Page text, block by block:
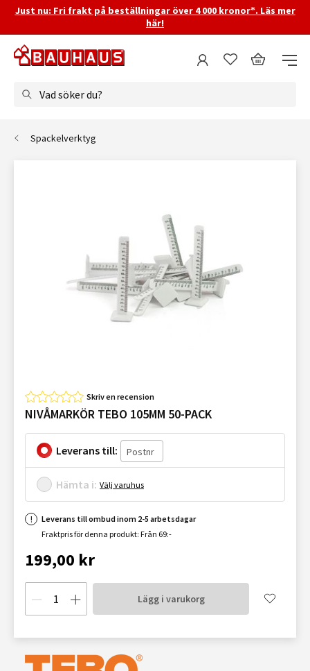
Just nu: Fri frakt på beställningar över 4 000 kronor*. Läs mer
här!
Vad söker du?
Spackelverktyg
Skriv en recension
NIVÅMARKÖR TEBO 105MM 50-PACK
Leverans till:
Hämta i: Välj varuhus
Leverans till ombud inom 2-5 arbetsdagar
Fraktpris för denna produkt: Från 69:-
199,00 kr
Lägg i varukorg